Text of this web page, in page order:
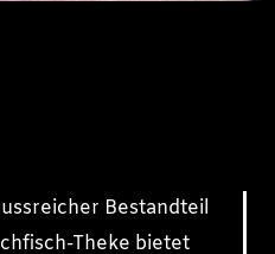
Bestandteil
Theke bietet